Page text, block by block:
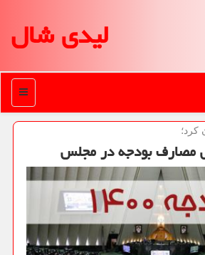
لیدی شال
منو
كرد؛
مصارف بودجه در مجلس